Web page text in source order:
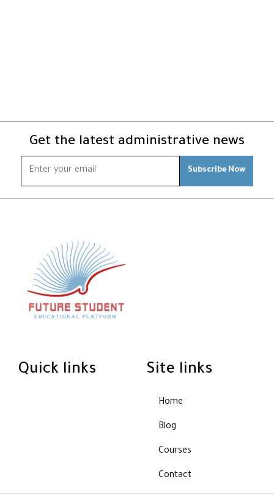
Get the latest administrative news
Subscribe Now
Quick links Site links
Home
Blog
Courses
Contact